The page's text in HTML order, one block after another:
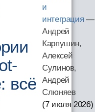
всё
и
интеграция —
Андрей
Карпушин,
Алексей
Сулинов,
Андрей
Слюняев
(7 июля 2026)